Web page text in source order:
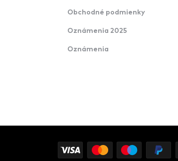
Obchodné podmienky
Oznámenia 2025
Oznámenia